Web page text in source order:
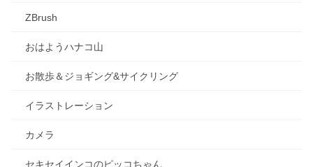
ZBrush
おはようハナコ山
お散歩＆ジョギング&サイクリング
イラストレーション
カメラ
セキセイインコのピッコちゃん